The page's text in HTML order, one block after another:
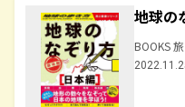
地球
BOOKS